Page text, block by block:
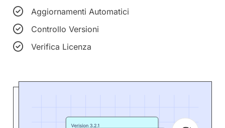
Aggiornamenti Automatici
Controllo Versioni
Verifica Licenza